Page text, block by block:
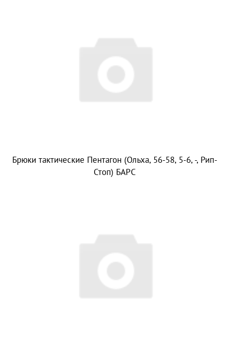
Брюки тактические Пентагон (Ольха, 56-58, 5-6, -, Рип-
Стоп) БАРС